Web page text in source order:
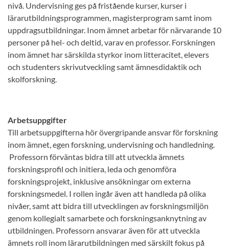
nivå. Undervisning ges på fristående kurser, kurser i
lärarutbildningsprogrammen, magisterprogram samt inom
uppdragsutbildningar. Inom ämnet arbetar för närvarande 10
personer på hel- och deltid, varav en professor. Forskningen
inom ämnet har särskilda styrkor inom litteracitet, elevers
och studenters skrivutveckling samt ämnesdidaktik och
skolforskning.
Arbetsuppgifter
Till arbetsuppgifterna hör övergripande ansvar för forskning
inom ämnet, egen forskning, undervisning och handledning.
Professorn förväntas bidra till att utveckla ämnets
forskningsprofil och initiera, leda och genomföra
forskningsprojekt, inklusive ansökningar om externa
forskningsmedel. I rollen ingår även att handleda på olika
nivåer, samt att bidra till utvecklingen av forskningsmiljön
genom kollegialt samarbete och forskningsanknytning av
utbildningen. Professorn ansvarar även för att utveckla
ämnets roll inom lärarutbildningen med särskilt fokus på